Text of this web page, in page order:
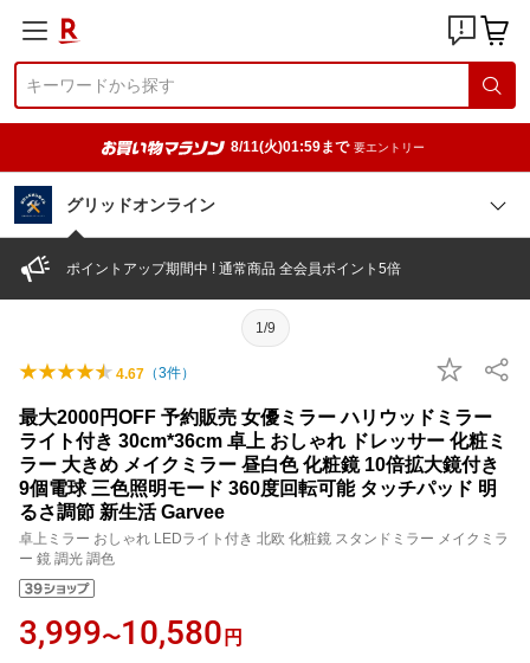
8/11(火)01:59まで 要エントリー
グリッドオンライン
ポイントアップ期間中 ! 通常商品 全会員ポイント5倍
1/9
4.67 （3件）
最大2000円OFF 予約販売 女優ミラー ハリウッドミラー
ライト付き 30cm*36cm 卓上 おしゃれ ドレッサー 化粧ミ
ラー 大きめ メイクミラー 昼白色 化粧鏡 10倍拡大鏡付き
9個電球 三色照明モード 360度回転可能 タッチパッド 明
るさ調節 新生活 Garvee
卓上ミラー おしゃれ LEDライト付き 北欧 化粧鏡 スタンドミラー メイクミラ
ー 鏡 調光 調色
3,999〜10,580 円